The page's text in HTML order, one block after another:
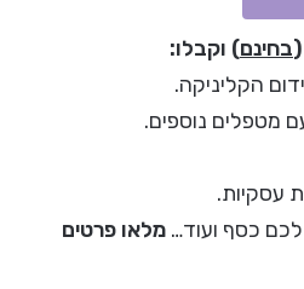
בחינם) וקבלו:
הקליניקה.
מטפלים נוספים.
עסקיות.
לכם כסף ועוד… מלאו פרטים